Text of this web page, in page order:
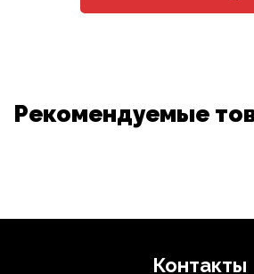
Рекомендуемые
Контакты